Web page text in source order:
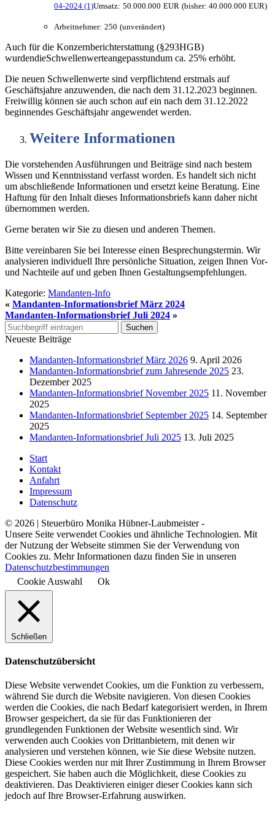
04-2024 (1)Umsatz: 50.000.000 EUR (bisher: 40.000.000 EUR)
Arbeitnehmer: 250 (unverändert)
Auch für die Konzernberichterstattung (§293HGB)
wurdendieSchwellenwerteangepasstundum ca. 25% erhöht.
Die neuen Schwellenwerte sind verpflichtend erstmals auf
Geschäftsjahre anzuwenden, die nach dem 31.12.2023 beginnen.
Freiwillig können sie auch schon auf ein nach dem 31.12.2022
beginnendes Geschäftsjahr angewendet werden.
Weitere Informationen
Die vorstehenden Ausführungen und Beiträge sind nach bestem
Wissen und Kenntnisstand verfasst worden. Es handelt sich nicht
um abschließende Informationen und ersetzt keine Beratung. Eine
Haftung für den Inhalt dieses Informationsbriefs kann daher nicht
übernommen werden.
Gerne beraten wir Sie zu diesen und anderen Themen.
Bitte vereinbaren Sie bei Interesse einen Besprechungstermin. Wir
analysieren individuell Ihre persönliche Situation, zeigen Ihnen Vor‐
und Nachteile auf und geben Ihnen Gestaltungsempfehlungen.
Kategorie: Mandanten-Info
« Mandanten-Informationsbrief März 2024
Mandanten-Informationsbrief Juli 2024 »
Neueste Beiträge
Mandanten-Informationsbrief März 2026 9. April 2026
Mandanten-Informationsbrief zum Jahresende 2025 23.
Dezember 2025
Mandanten-Informationsbrief November 2025 11. November
2025
Mandanten-Informationsbrief September 2025 14. September
2025
Mandanten-Informationsbrief Juli 2025 13. Juli 2025
Start
Kontakt
Anfahrt
Impressum
Datenschutz
© 2026 | Steuerbüro Monika Hübner-Laubmeister -
Unsere Seite verwendet Cookies und ähnliche Technologien. Mit
der Nutzung der Webseite stimmen Sie der Verwendung von
Cookies zu. Mehr Informationen dazu finden Sie in unseren
Datenschutzbestimmungen
Cookie Auswahl
Ok
Schließen
Datenschutzübersicht
Diese Website verwendet Cookies, um die Funktion zu verbessern,
während Sie durch die Website navigieren. Von diesen Cookies
werden die Cookies, die nach Bedarf kategorisiert werden, in Ihrem
Browser gespeichert, da sie für das Funktionieren der
grundlegenden Funktionen der Website wesentlich sind. Wir
verwenden auch Cookies von Drittanbietern, mit denen wir
analysieren und verstehen können, wie Sie diese Website nutzen.
Diese Cookies werden nur mit Ihrer Zustimmung in Ihrem Browser
gespeichert. Sie haben auch die Möglichkeit, diese Cookies zu
deaktivieren. Das Deaktivieren einiger dieser Cookies kann sich
jedoch auf Ihre Browser-Erfahrung auswirken.